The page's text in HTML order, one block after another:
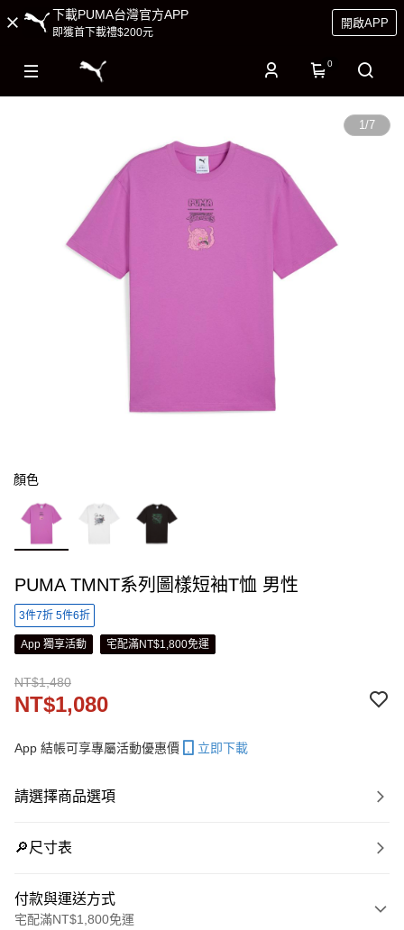
下載PUMA台灣官方APP
即獲首下載禮$200元
開啟APP
0
1/7
顏色
PUMA TMNT系列圖樣短袖T恤 男性
3件7折 5件6折
App 獨享活動 宅配滿NT$1,800免運
NT$1,480
NT$1,080
App 結帳可享專屬活動優惠價 立即下載
請選擇商品選項
🔎尺寸表
付款與運送方式
宅配滿NT$1,800免運